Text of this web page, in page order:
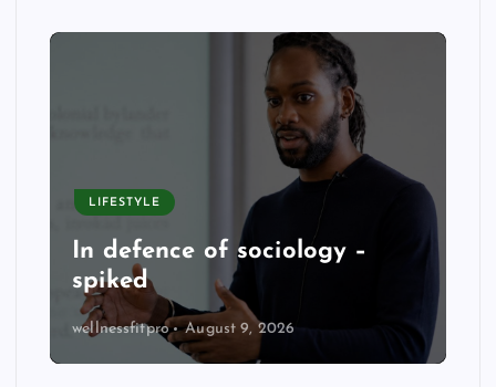
LIFESTYLE
In defence of sociology –
spiked
wellnessfitpro August 9, 2026